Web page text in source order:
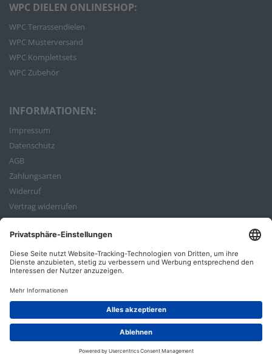
WPC DIELEN ONLINESHOP:
WPC Terrassendielen
WPC Musterversand
WPC Komplettsets
WPC Zubehör
INFORMATIONEN:
Impressum
Datenschutz
AGB
Zahlungsarten
Widerruf
Vertrag widerrufen
Bestellvorgang
ZAHLUNGSARTEN: